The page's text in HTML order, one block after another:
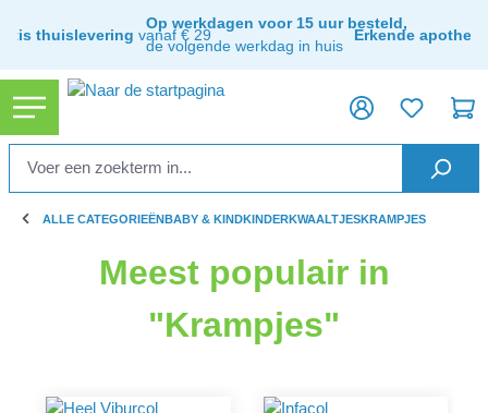
thuislevering vanaf € 29
Op werkdagen voor 15 uur besteld,
de volgende werkdag in huis
Erkende apotheek
ALLE CATEGORIEËNBABY & KINDKINDERKWAALTJESKRAMPJES
Meest populair in
"Krampjes"